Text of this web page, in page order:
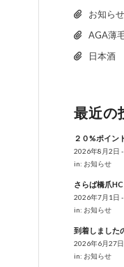
お知らせ
AGA薄
日本酒
最近の
２０%ポイン
2026年8月2日
in: お知らせ
さらば橋爪
2026年7月1日
in: お知らせ
到着しました
2026年6月27
in: お知らせ